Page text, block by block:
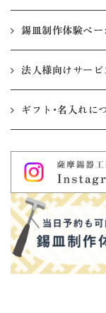
錫皿制作体験ペー
法人様向けサービ
ギフト・名入れに